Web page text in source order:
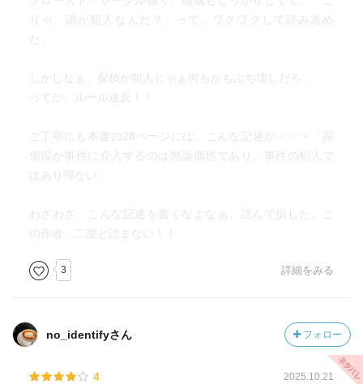
りゃ、誰が犯人なんだ？」って、ワクワクして読み進め
た。
しかしなぁ、探偵が犯人じゃぁ何もかもぶち壊しだろ。
ってか、ルール違反！！
ご丁寧にも本書の28ページには、こんな記述が・・・「探
偵役が事件に介入するのは無論偶然であり、事件の犯人で
はあり得ない」
わざわざ、こんな記述を書くなよなぁ。読んで損した。こ
の作者、二度と読まない！！
3 詳細をみる
no_identifyさん フォロー
4 2025.10.21